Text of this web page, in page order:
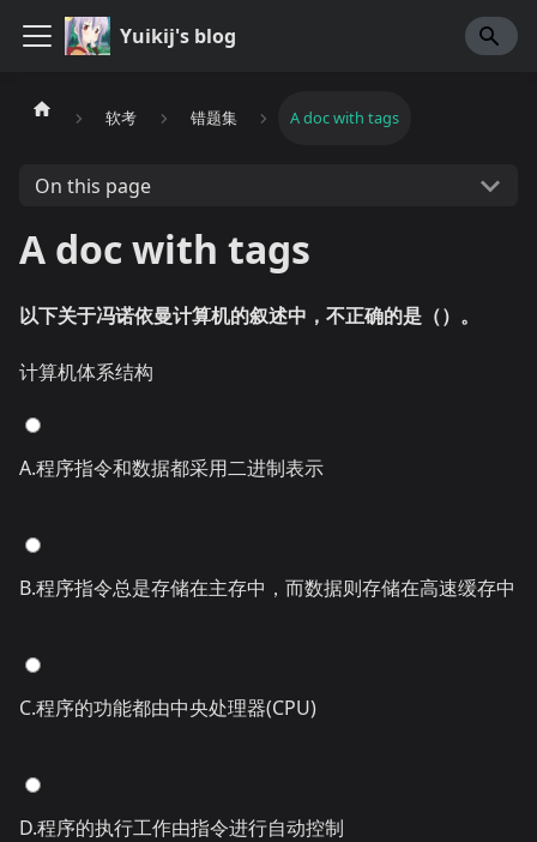
Yuikij's blog
软考 错题集 A doc with tags
On this page
A doc with tags
以下关于冯诺依曼计算机的叙述中，不正确的是（）。
计算机体系结构
A.程序指令和数据都采用二进制表示
B.程序指令总是存储在主存中，而数据则存储在高速缓存中
C.程序的功能都由中央处理器(CPU)
D.程序的执行工作由指令进行自动控制